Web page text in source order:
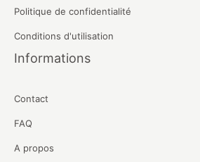
Politique de confidentialité
Conditions d'utilisation
Informations
Contact
FAQ
A propos